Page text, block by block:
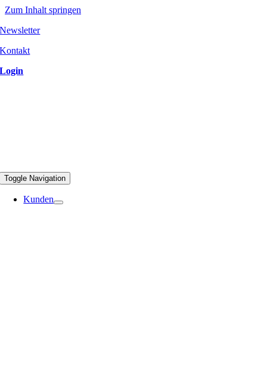
Zum Inhalt springen
Newsletter
Kontakt
Login
Toggle Navigation
Kunden